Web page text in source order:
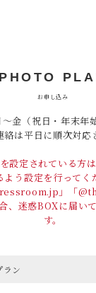
PHOTO
お申し込み
金（祝日・年末年
絡は平日に順次対応
設定されている方
よう設定を行ってく
」「
、迷惑BOXに届い
す。
ラン